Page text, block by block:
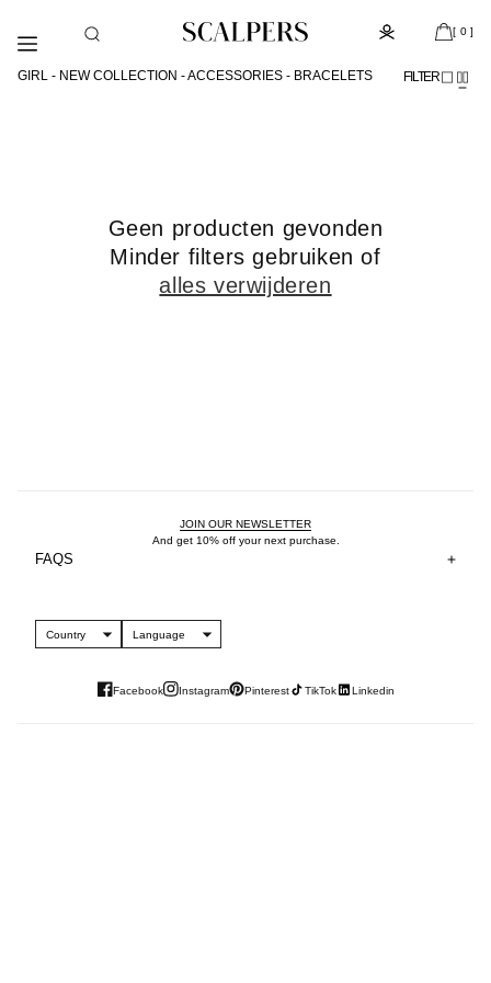
naar de
content
[ 0 ]
GIRL - NEW COLLECTION - ACCESSORIES - BRACELETS FILTER
Geen producten gevonden
Minder filters gebruiken of
alles verwijderen
FAQS
JOIN OUR NEWSLETTER
And get 10% off your next purchase.
Country Language
Facebook Instagram Pinterest TikTok Linkedin